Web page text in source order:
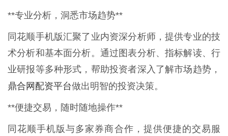
**专业分析，洞悉市场趋势**
同花顺手机版汇聚了业内资深分析师，提供专业的技
术分析和基本面分析。通过图表分析、指标解读、行
业研报等多种形式，帮助投资者深入了解市场趋势，
鼎合网配资平台做出明智的投资决策。
**便捷交易，随时随地操作**
同花顺手机版与多家券商合作，提供便捷的交易服